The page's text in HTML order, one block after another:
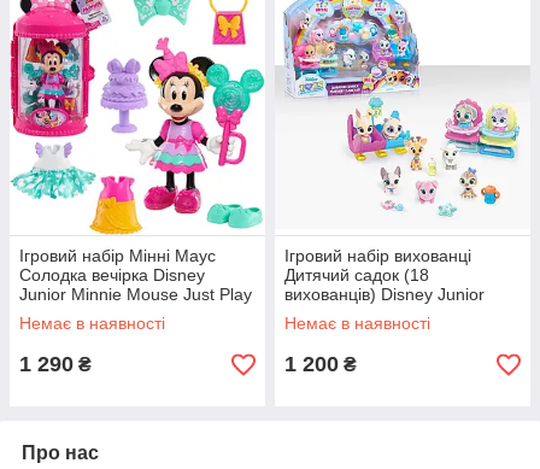
Ігровий набір Мінні Маус
Солодка вечірка Disney
Junior Minnie Mouse Just Play
89992
Немає в наявності
1 290 ₴
Ігровий набір вихованці
Дитячий садок (18
вихованців) Disney Junior
T.O.T.S. Surprise Babies
Nursery Care 49122
Немає в наявності
1 200 ₴
Про нас